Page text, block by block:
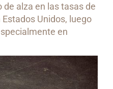
alza en las tasas de
Unidos, luego
en